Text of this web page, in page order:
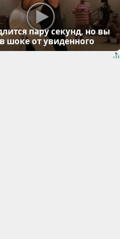
пару секунд, но вы
шоке от увиденного